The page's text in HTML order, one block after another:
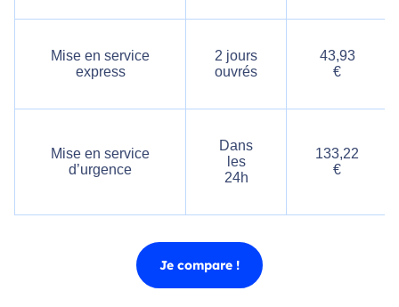
Mise en service
express
2 jours
ouvrés
43,93
€
Mise en service
d’urgence
Dans
les
24h
133,22
€
Je compare !